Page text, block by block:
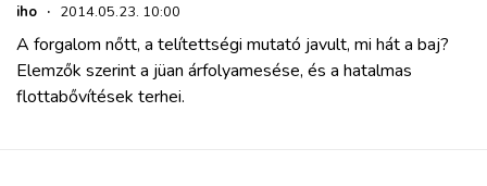
iho · 2014.05.23. 10:00
A forgalom nőtt, a telítettségi mutató javult, mi hát a baj?
Elemzők szerint a jüan árfolyamesése, és a hatalmas
flottabővítések terhei.